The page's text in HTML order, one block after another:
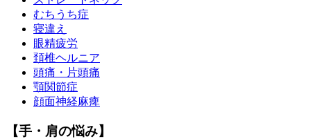
むちうち症
寝違え
眼精疲労
頚椎ヘルニア
頭痛・片頭痛
顎関節症
顔面神経麻痺
【手・肩の悩み】